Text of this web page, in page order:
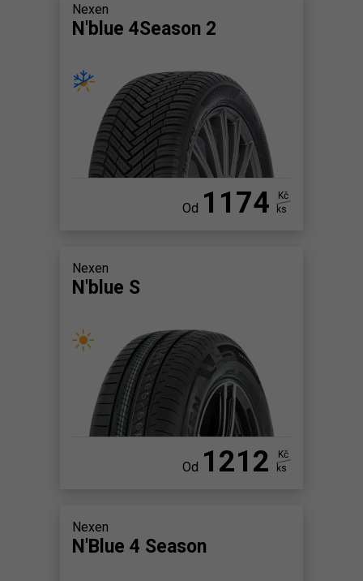
Nexen
N'blue 4Season 2
Od 1174
Kč
ks
Nexen
N'blue S
Od 1212
Kč
ks
Nexen
N'Blue 4 Season